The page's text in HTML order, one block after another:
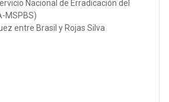
Nacional de Erradicación del
MSPBS)
entre Brasil y Rojas Silva